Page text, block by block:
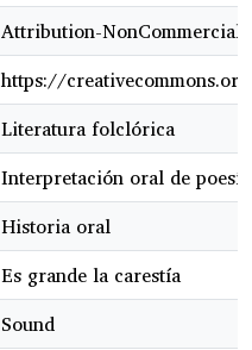
Attribution-
https://
Literatura folclórica
Interpretación oral de poesía
Historia oral
Es grande la carestía
Sound